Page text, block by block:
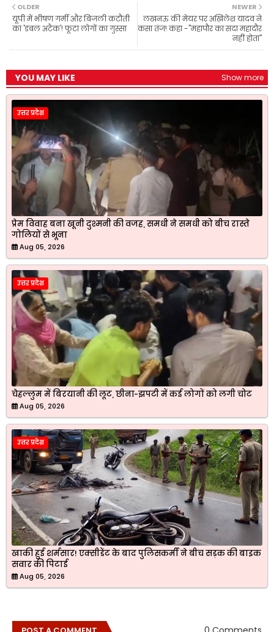
b
o
o
k
A
p
p
r
a
m
e
r
NEWER
लखनऊ की मेयर पर अखिलेश यादव ने
कसा तंज! कहा -"महापौर का सदा महादौर
नहीं होता"
OLDER
यूपी में भीषण गर्मी और बिजली कटौती
का 'डबल अटैक'! फूटा लोगों का गुस्सा
YOU MAY LIKE Show more
उत्तर प्रदेश
प्रेम विवाह बना खूनी दुश्मनी की वजह, समधी ने समधी को बीच रास्ते
गोलियों से भूना
Aug 05, 2026
उत्तर प्रदेश
चेहल्लुम में बिरयानी की लूट, छीना-झपटी में कई लोगों को लगी चोट
Aug 05, 2026
उत्तर प्रदेश
खाकी हुई शर्मसार! एक्सीडेंट के बाद पुलिसकर्मी ने बीच सड़क की बाइक
सवार की पिटाई
Aug 05, 2026